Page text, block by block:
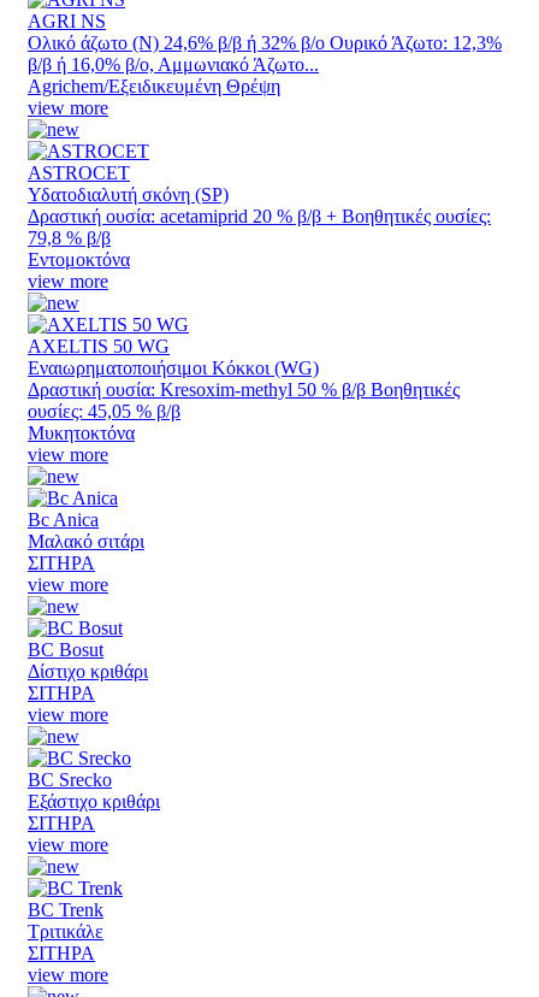
AGRI NS
Ολικό άζωτο (Ν) 24,6% β/β ή 32% β/ο Ουρικό Άζωτο: 12,3%
β/β ή 16,0% β/ο, Αμμωνιακό Άζωτο...
Agrichem/Εξειδικευμένη Θρέψη
view more
ASTROCET
Υδατοδιαλυτή σκόνη (SP)
Δραστική ουσία: acetamiprid 20 % β/β + Βοηθητικές ουσίες:
79,8 % β/β
Εντομοκτόνα
view more
AXELTIS 50 WG
Εναιωρηματοποιήσιμοι Κόκκοι (WG)
Δραστική ουσία: Kresoxim-methyl 50 % β/β Βοηθητικές
ουσίες: 45,05 % β/β
Μυκητοκτόνα
view more
Bc Anica
Μαλακό σιτάρι
ΣΙΤΗΡΑ
view more
BC Bosut
Δίστιχο κριθάρι
ΣΙΤΗΡΑ
view more
BC Srecko
Εξάστιχο κριθάρι
ΣΙΤΗΡΑ
view more
BC Trenk
Τριτικάλε
ΣΙΤΗΡΑ
view more